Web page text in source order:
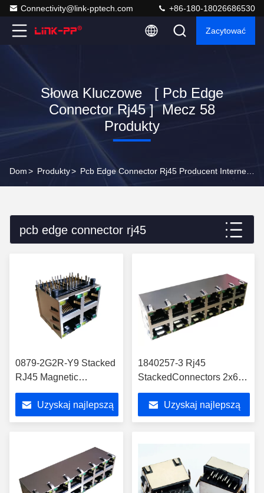
Connectivity@link-pptech.com +86-180-18026686530
Zacytować
Słowa Kluczowe [ Pcb Edge
Connector Rj45 ] Mecz 58
Produkty
Dom> Produkty>
pcb edge connector rj45
0879-2G2R-Y9 Stacked
RJ45 Magnetic
LPJ27081AFNL Port
2X2 RJ45 W / LED
Uzyskaj najlepszą
1840257-3 Rj45
StackedConnectors 2x6
10/100 / 1000Base-T
Magnetic1840257-4
Uzyskaj najlepszą